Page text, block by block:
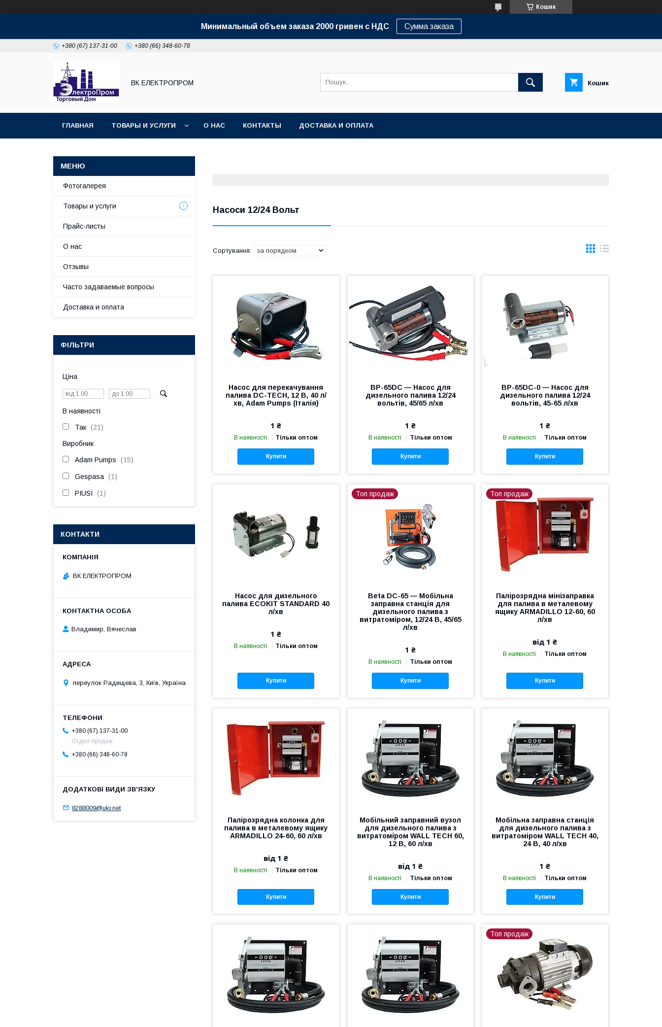
Кошик
Минимальный объем заказа 2000 гривен с НДС Сумма заказа
+380 (67) 137-31-00 +380 (66) 348-60-78
ВК ЕЛЕКТРОПРОМ Кошик
ГЛАВНАЯ ТОВАРЫ И УСЛУГИ О НАС КОНТАКТЫ ДОСТАВКА И ОПЛАТА
Насоси 12/24 Вольт
Насос для перекачування
палива DC-TECH, 12 В, 40 л/
хв, Adam Pumps (Італія)
1 ₴
В наявності Тільки оптом
Купити
BP-65DC — Насос для
дизельного палива 12/24
вольтів, 45/65 л/хв
1 ₴
В наявності Тільки оптом
Купити
BP-65DC-0 — Насос для
дизельного палива 12/24
вольтів, 45-65 л/хв
1 ₴
В наявності Тільки оптом
Купити
Насос для дизельного
палива ECOKIT STANDARD 40
л/хв
1 ₴
В наявності Тільки оптом
Купити
Топ продаж
Beta DC-65 — Мобільна
заправна станція для
дизельного палива з
витратоміром, 12/24 В, 45/65
л/хв
1 ₴
В наявності Тільки оптом
Купити
Топ продаж
Палірозрядна мінізаправка
для палива в металевому
ящику ARMADILLO 12-60, 60
л/хв
від 1 ₴
В наявності Тільки оптом
Купити
Палірозрядна колонка для
палива в металевому ящику
ARMADILLO 24-60, 60 л/хв
від 1 ₴
В наявності Тільки оптом
Купити
Мобільний заправний вузол
для дизельного палива з
витратоміром WALL TECH 60,
12 В, 60 л/хв
від 1 ₴
В наявності Тільки оптом
Купити
Мобільна заправна станція
для дизельного палива з
витратоміром WALL TECH 40,
24 В, 40 л/хв
1 ₴
В наявності Тільки оптом
Купити
Топ продаж
Фотогалерея
Товары и услуги
Прайс-листы
О нас
Отзывы
Часто задаваемые вопросы
Доставка и оплата
ФІЛЬТРИ
Ціна
В наявності
Так 21
Виробник
Adam Pumps 15
Gespasa 1
PIUSI 1
КОНТАКТИ
ВК ЕЛЕКТРОПРОМ
Владимир, Вячеслав
переулок Радищева, 3, Київ, Україна
+380 (67) 137-31-00
Отдел продаж
+380 (66) 348-60-78
8288009@ukr.net